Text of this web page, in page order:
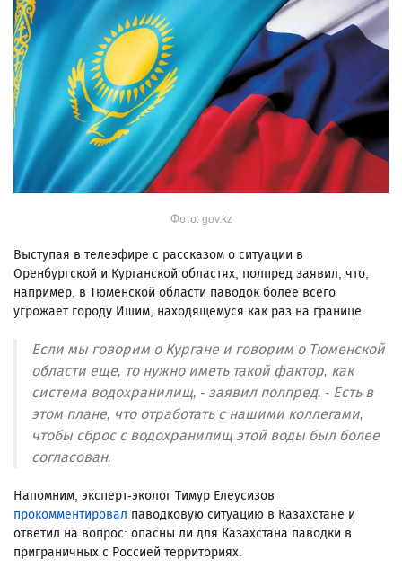
Фото: gov.kz
Выступая в телеэфире с рассказом о ситуации в
Оренбургской и Курганской областях, полпред заявил, что,
например, в Тюменской области паводок более всего
угрожает городу Ишим, находящемуся как раз на границе.
Если мы говорим о Кургане и говорим о Тюменской
области еще, то нужно иметь такой фактор, как
система водохранилищ, - заявил полпред. - Есть в
этом плане, что отработать с нашими коллегами,
чтобы сброс с водохранилищ этой воды был более
согласован.
Напомним, эксперт-эколог Тимур Елеусизов
прокомментировал паводковую ситуацию в Казахстане и
ответил на вопрос: опасны ли для Казахстана паводки в
приграничных с Россией территориях.